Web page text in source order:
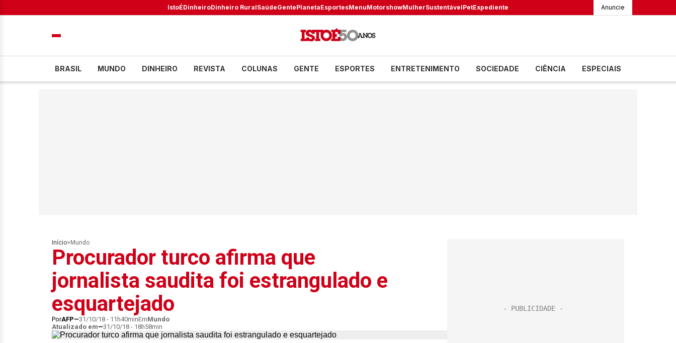
IstoÉDinheiroDinheiro RuralSaúdeGentePlanetaEsportesMenuMotorshowMulherSustentávelPetExpediente Anuncie
BRASIL MUNDO DINHEIRO REVISTA COLUNAS GENTE ESPORTES ENTRETENIMENTO SOCIEDADE CIÊNCIA ESPECIAIS
Início> Mundo
Procurador turco afirma que
jornalista saudita foi estrangulado e
esquartejado
PorAFP 31/10/18 - 11h40minEmMundo
Atualizado em
31/10/18 - 18h58min